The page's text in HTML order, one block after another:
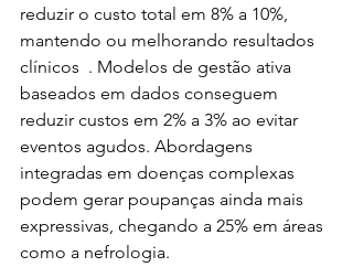
reduzir o custo total em 8% a 10%,
mantendo ou melhorando resultados
clínicos  . Modelos de gestão ativa
baseados em dados conseguem
reduzir custos em 2% a 3% ao evitar
eventos agudos. Abordagens
integradas em doenças complexas
podem gerar poupanças ainda mais
expressivas, chegando a 25% em áreas
como a nefrologia.